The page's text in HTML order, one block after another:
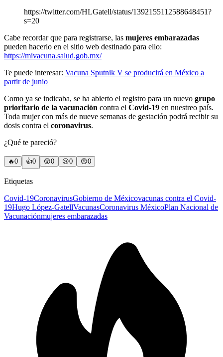
https://twitter.com/HLGatell/status/1392155112588648451?
s=20
Cabe recordar que para registrarse, las mujeres embarazadas
pueden hacerlo en el sitio web destinado para ello:
https://mivacuna.salud.gob.mx/
Te puede interesar: Vacuna Sputnik V se producirá en México a
partir de junio
Como ya se indicaba, se ha abierto el registro para un nuevo grupo
prioritario de la vacunación contra el Covid-19 en nuestreo país.
Toda mujer con más de nueve semanas de gestación podrá recibir su
dosis contra el coronavirus.
¿Qué te pareció?
🔥0 👍0 😲0 😢0 😠0
Etiquetas
Covid-19CoronavirusGobierno de Méxicovacunas contra el Covid-
19Hugo López-GatellVacunasCoronavirus MéxicoPlan Nacional de
Vacunaciónmujeres embarazadas